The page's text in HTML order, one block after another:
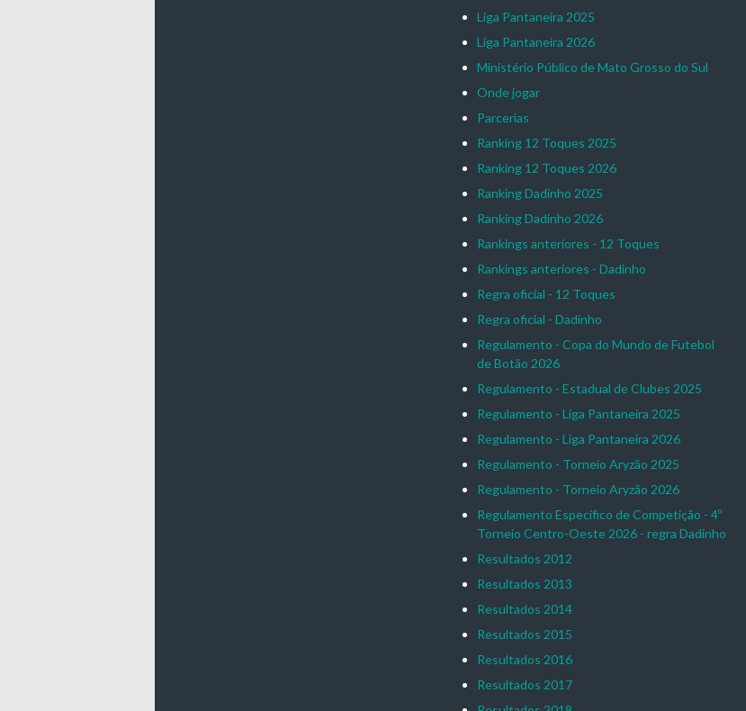
Liga Pantaneira 2025
Liga Pantaneira 2026
Ministério Público de Mato Grosso do Sul
Onde jogar
Parcerias
Ranking 12 Toques 2025
Ranking 12 Toques 2026
Ranking Dadinho 2025
Ranking Dadinho 2026
Rankings anteriores - 12 Toques
Rankings anteriores - Dadinho
Regra oficial - 12 Toques
Regra oficial - Dadinho
Regulamento - Copa do Mundo de Futebol
de Botão 2026
Regulamento - Estadual de Clubes 2025
Regulamento - Liga Pantaneira 2025
Regulamento - Liga Pantaneira 2026
Regulamento - Torneio Aryzão 2025
Regulamento - Torneio Aryzão 2026
Regulamento Específico de Competição - 4º
Torneio Centro-Oeste 2026 - regra Dadinho
Resultados 2012
Resultados 2013
Resultados 2014
Resultados 2015
Resultados 2016
Resultados 2017